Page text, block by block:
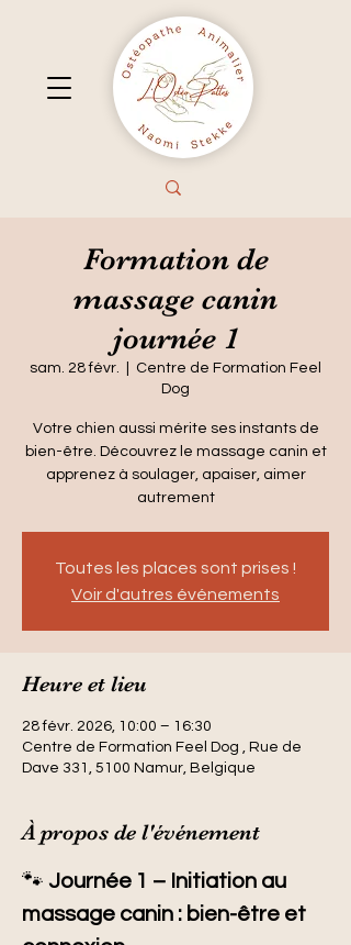
Formation de
massage canin
journée 1
sam. 28 févr.
Centre de Formation Feel
Dog
Votre chien aussi mérite ses instants de
bien-être. Découvrez le massage canin et
apprenez à soulager, apaiser, aimer
autrement
Toutes les places sont prises !
Voir d'autres événements
Heure et lieu
28 févr. 2026, 10:00 – 16:30
Centre de Formation Feel Dog , Rue de
Dave 331, 5100 Namur, Belgique
À propos de l'événement
🐾 Journée 1 – Initiation au
massage canin : bien-être et